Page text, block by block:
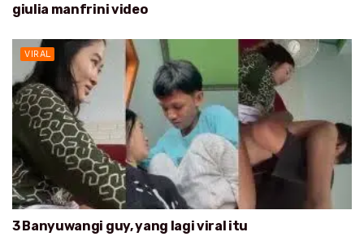
giulia manfrini video
VIRAL
3 Banyuwangi guy, yang lagi viral itu